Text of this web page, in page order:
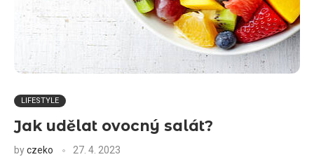
LIFESTYLE
Jak udělat ovocný salát?
byczeko 27. 4. 2023